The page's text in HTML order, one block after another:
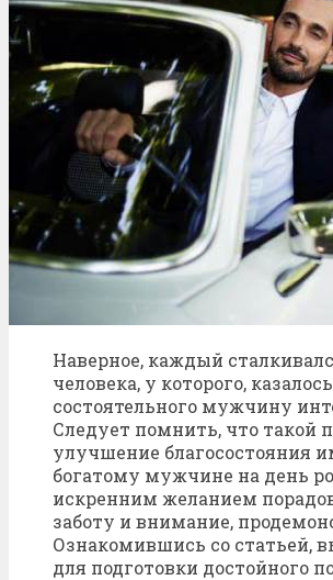
Наверное, каждый
человека, у которого,
состоятельного мужчину
Следует помнить, что такой
улучшение благосостояния
богатому мужчине на день
искренним желанием
заботу и внимание,
Ознакомившись со статьей,
для подготовки достойного